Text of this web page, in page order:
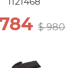
$ 980